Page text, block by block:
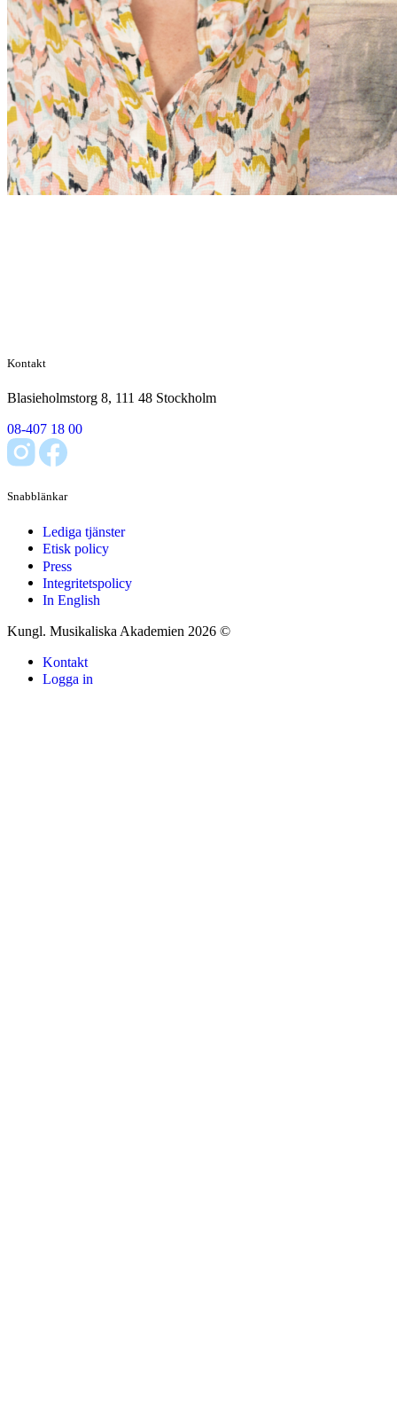
Kontakt
Blasieholmstorg 8, 111 48 Stockholm
08-407 18 00
Snabblänkar
Lediga tjänster
Etisk policy
Press
Integritetspolicy
In English
Kungl. Musikaliska Akademien 2026 ©
Kontakt
Logga in